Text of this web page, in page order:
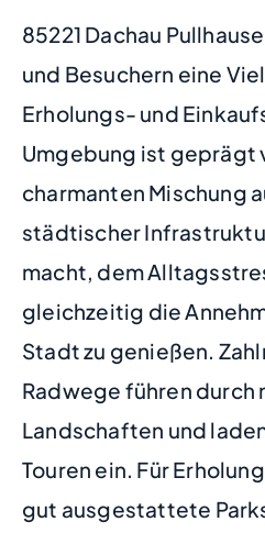
85221 Dachau
und Besuchern eine
Erholungs- und
Umgebung ist geprägt
charmanten Mischung
städtischer
macht, dem
gleichzeitig die
Stadt zu genießen.
Radwege führen durch
Landschaften und
Touren ein. Für
gut ausgestattete